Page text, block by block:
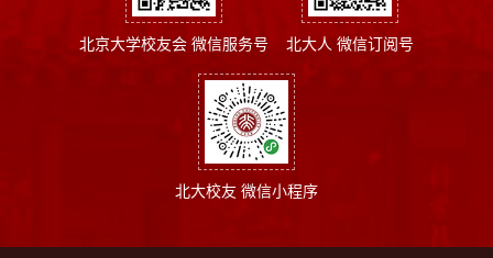
北京大学校友会 微信服务号 北大人 微信订阅号
北大校友 微信小程序